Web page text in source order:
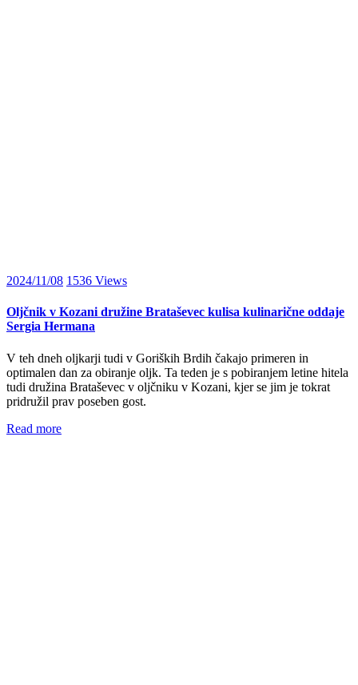
2024/11/08 1536 Views
Oljčnik v Kozani družine Brataševec kulisa kulinarične oddaje
Sergia Hermana
V teh dneh oljkarji tudi v Goriških Brdih čakajo primeren in
optimalen dan za obiranje oljk. Ta teden je s pobiranjem letine hitela
tudi družina Brataševec v oljčniku v Kozani, kjer se jim je tokrat
pridružil prav poseben gost.
Read more